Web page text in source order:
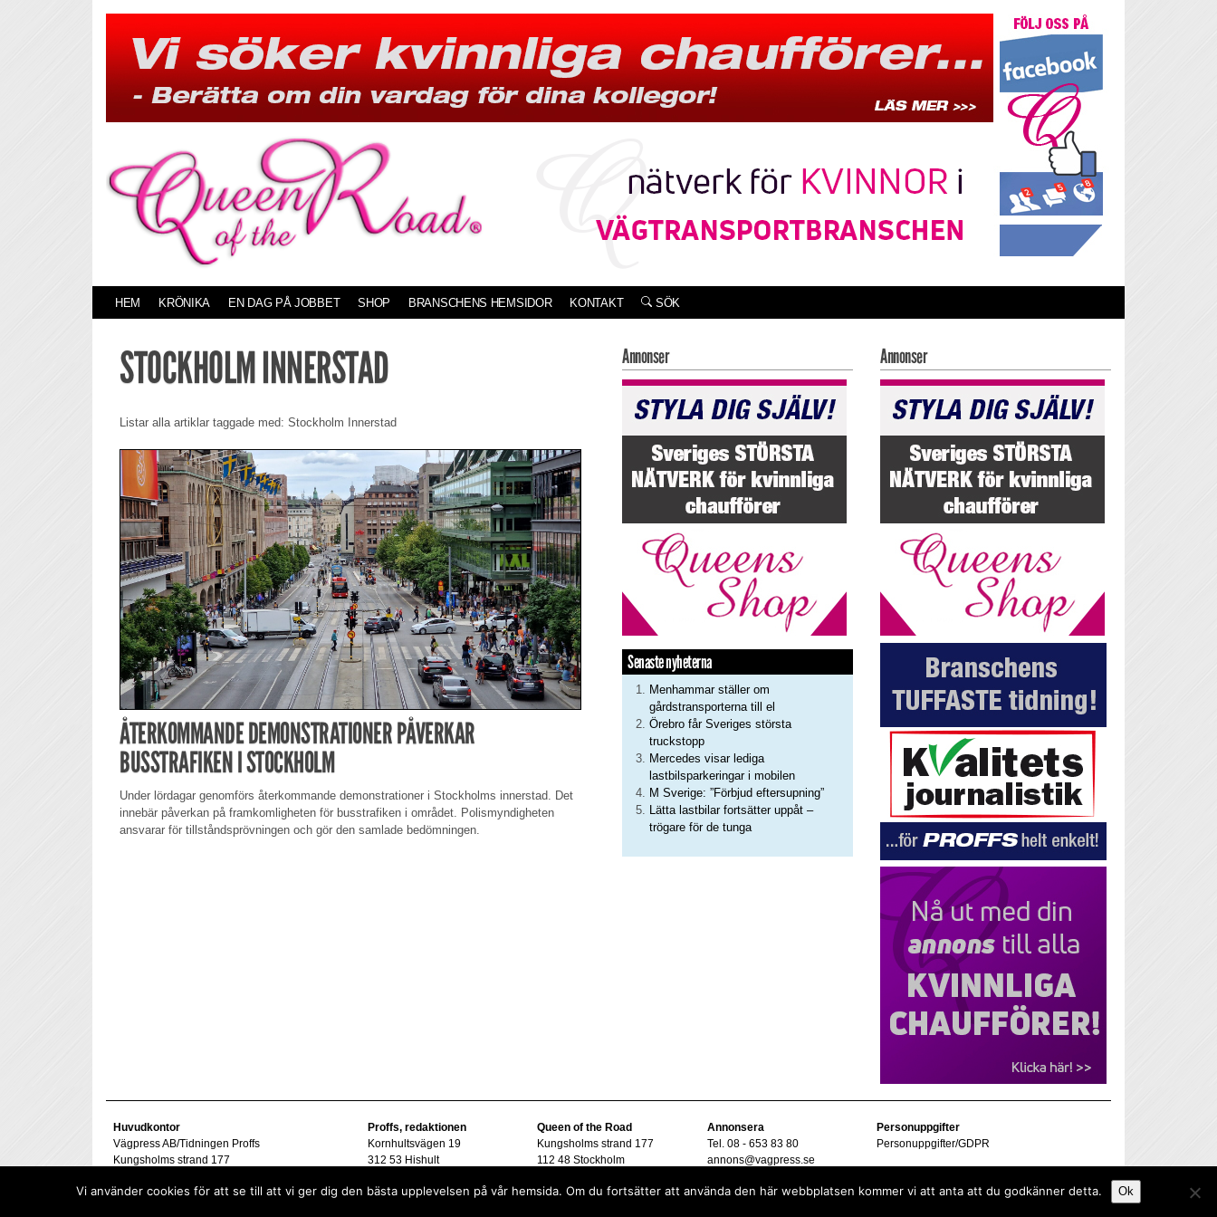
HEM KRÖNIKA EN DAG PÅ JOBBET SHOP BRANSCHENS HEMSIDOR KONTAKT SÖK
STOCKHOLM INNERSTAD
Listar alla artiklar taggade med: Stockholm Innerstad
ÅTERKOMMANDE DEMONSTRATIONER PÅVERKAR
BUSSTRAFIKEN I STOCKHOLM
Under lördagar genomförs återkommande demonstrationer i Stockholms innerstad. Det
innebär påverkan på framkomligheten för busstrafiken i området. Polismyndigheten
ansvarar för tillståndsprövningen och gör den samlade bedömningen.
Annonser
Senaste nyheterna
Menhammar ställer om
gårdstransporterna till el
Örebro får Sveriges största
truckstopp
Mercedes visar lediga
lastbilsparkeringar i mobilen
M Sverige: ”Förbjud eftersupning”
Lätta lastbilar fortsätter uppåt –
trögare för de tunga
Annonser
Huvudkontor
Vägpress AB/Tidningen Proffs
Kungsholms strand 177
Proffs, redaktionen
Kornhultsvägen 19
312 53 Hishult
goran@vagpress.se
Queen of the Road
Kungsholms strand 177
112 48 Stockholm
Annonsera
Tel. 08 - 653 83 80
annons@vagpress.se
Personuppgifter
Personuppgifter/GDPR
Vi använder cookies för att se till att vi ger dig den bästa upplevelsen på vår hemsida. Om du fortsätter att använda den här webbplatsen kommer vi att anta att du godkänner detta. Ok